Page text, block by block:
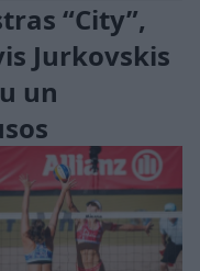
“City”,
Jurkovskis
un